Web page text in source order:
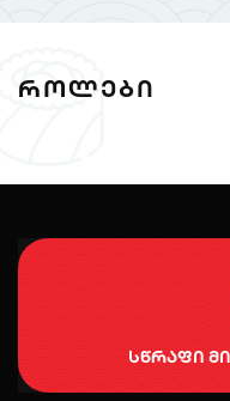
ᲠᲝᲚᲔᲑᲘ
სწრაფი